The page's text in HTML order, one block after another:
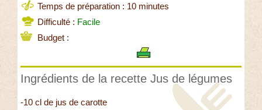
Temps de préparation : 10 minutes
Difficulté : Facile
Budget :
Ingrédients de la recette Jus de légumes
-10 cl de jus de carotte